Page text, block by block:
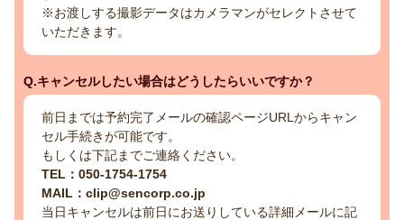
※お渡しする撮影データはカメラマンがセレクトさせて
いただきます。
Q.キャンセルしたい場合はどうしたらいいですか？
前日までは予約完了メールの確認ページURLからキャン
セル手続きが可能です。
もしくは下記までご連絡ください。
TEL：050-1754-1754
MAIL：clip@sencorp.co.jp
当日キャンセルは前日にお送りしている詳細メールに記